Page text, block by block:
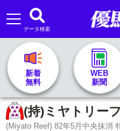
データ検索
新着
無料
WEB
新聞
(持) ミヤトリーフ
(Miyato Reef) 82年5月中央抹消